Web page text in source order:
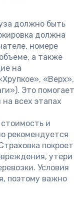
должно быть
должна
номере
а также
на
«Верх»,
Это помогает
всех этапах
и
рекомендуется
покроет
утери
Условия
поэтому важно